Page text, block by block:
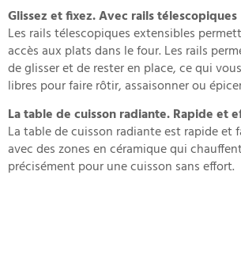
Glissez et fixez. Avec rails télescopiques
Les rails télescopiques extensibles
accès aux plats dans le four. Les rails
de glisser et de rester en place, ce qui
libres pour faire rôtir, assaisonner ou
La table de cuisson radiante. Rapide et
La table de cuisson radiante est rapide et
avec des zones en céramique qui
précisément pour une cuisson sans effort.